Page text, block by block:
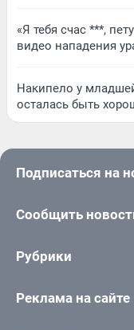
«Я тебя счас ***,
видео нападения
Накипело у
осталась быть
Подписаться на
Сообщить
Рубрики
Реклама на сайте